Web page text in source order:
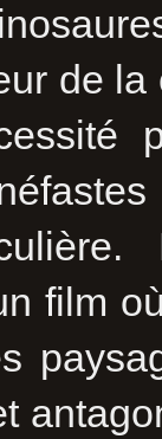
de
film